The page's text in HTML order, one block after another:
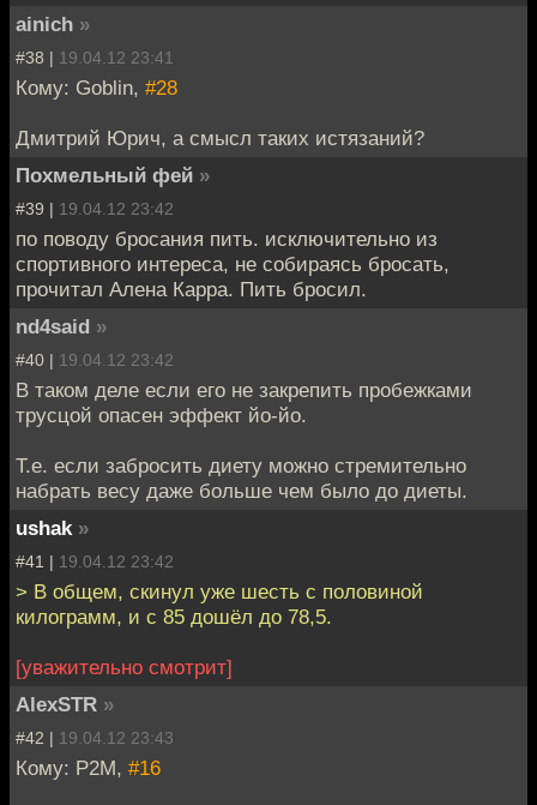
ainich »
#38 | 19.04.12 23:41
Кому: Goblin, #28
Дмитрий Юрич, а смысл таких истязаний?
Похмельный фей »
#39 | 19.04.12 23:42
по поводу бросания пить. исключительно из
спортивного интереса, не собираясь бросать,
прочитал Алена Карра. Пить бросил.
nd4said »
#40 | 19.04.12 23:42
В таком деле если его не закрепить пробежками
трусцой опасен эффект йо-йо.
Т.е. если забросить диету можно стремительно
набрать весу даже больше чем было до диеты.
ushak »
#41 | 19.04.12 23:42
> В общем, скинул уже шесть с половиной
килограмм, и с 85 дошёл до 78,5.
[уважительно смотрит]
AlexSTR »
#42 | 19.04.12 23:43
Кому: P2M, #16